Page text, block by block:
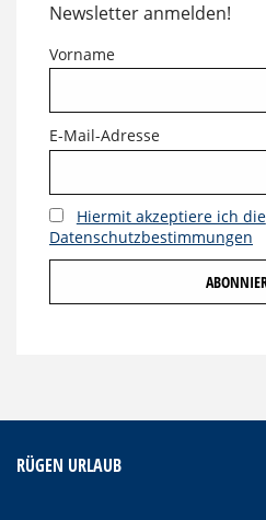
Newsletter anmelden!
Vorname
E-Mail-Adresse
Hiermit akzeptiere ich die
Datenschutzbestimmungen
RÜGEN URLAUB